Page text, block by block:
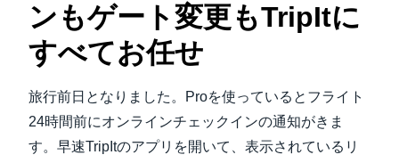
ンもゲート変更もTripItに
すべてお任せ
旅行前日となりました。Proを使っているとフライト
24時間前にオンラインチェックインの通知がきま
す。早速TripItのアプリを開いて、表示されているリ